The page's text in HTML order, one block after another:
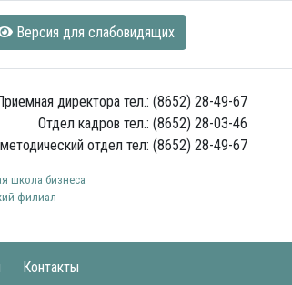
Версия для слабовидящих
директора тел.: (8652) 28-49-67
Отдел кадров тел.: (8652) 28-03-46
отдел тел: (8652) 28-49-67
школа бизнеса
филиал
Контакты